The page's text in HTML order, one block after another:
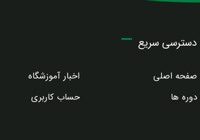
دسترسی سریع
صفحه اصلی
اخبار آموزشگاه
دوره ها
حساب کاربری